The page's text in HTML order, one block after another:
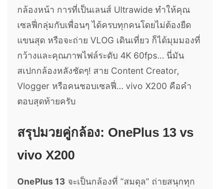
กล้องหน้า การที่เป็นเลนส์ Ultrawide ทำให้คุณ
เซลฟี่กลุ่มกับเพื่อนๆ ได้ครบทุกคนโดยไม่ต้องยืด
แขนสุด หรือจะถ่าย VLOG เดินเที่ยว ก็ได้มุมมองที่
กว้างและคุณภาพไฟล์ระดับ 4K 60fps… นี่มัน
สเปกกล้องหลังชัดๆ! สาย Content Creator,
Vlogger หรือคนชอบเซลฟี่… vivo X200 คือคำ
ตอบสุดท้ายครับ
สรุปมวยคู่กล้อง: OnePlus 13 vs
vivo X200
OnePlus 13 จะเป็นกล้องที่ “สมดุล” ถ่ายสนุกทุก